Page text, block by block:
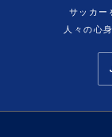
サッカー
人々の心